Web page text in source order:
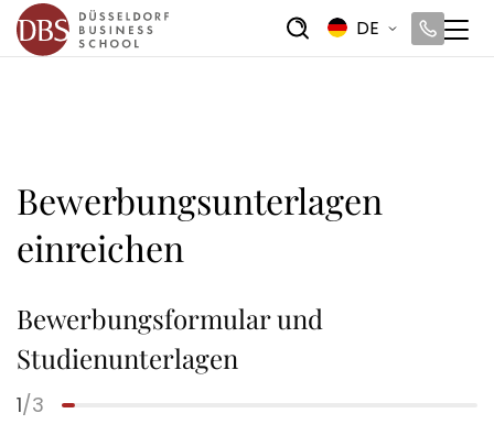
DE
Bewerbungsunterlagen
einreichen
Bewerbungsformular und
Studienunterlagen
1/3